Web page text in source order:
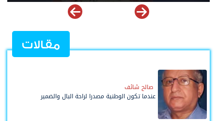
مقالات
صالح شائف
عندما تكون الوطنية مصدرا لراحة البال والضمير